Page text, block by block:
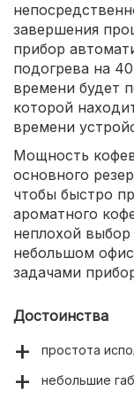
завершения
прибор
подогрева на
времени будет
которой
времени
Мощность
основного
чтобы быстро
ароматного
неплохой
небольшом
задачами
Достоинства
простота
небольшие